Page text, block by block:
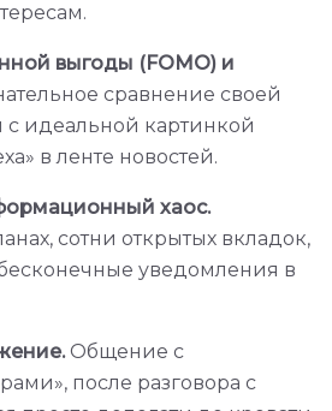
выгоды (FOMO) и
сравнение своей
идеальной картинкой
в ленте новостей.
хаос.
сотни открытых вкладок,
уведомления в
Общение с
после разговора с